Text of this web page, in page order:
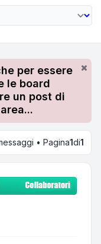
per essere
le board
un post di
• Pagina1di1